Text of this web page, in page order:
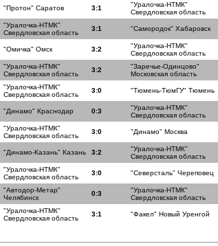
"Протон" Саратов 3:1
"Уралочка-НТМК"
Свердловская область
"Уралочка-НТМК"
Свердловская область
3:1 "Самородок" Хабаровск
"Омичка" Омск 3:2
"Уралочка-НТМК"
Свердловская область
"Уралочка-НТМК"
Свердловская область
3:2
"Заречье-Одинцово"
Московская область
"Уралочка-НТМК"
Свердловская область
3:0 "Тюмень-ТюмГУ" Тюмень
"Динамо" Краснодар 0:3
"Уралочка-НТМК"
Свердловская область
"Уралочка-НТМК"
Свердловская область
3:0 "Динамо" Москва
"Динамо-Казань" Казань 3:2
"Уралочка-НТМК"
Свердловская область
"Уралочка-НТМК"
Свердловская область
3:0 "Северсталь" Череповец
"Автодор-Метар"
Челябинск
0:3
"Уралочка-НТМК"
Свердловская область
"Уралочка-НТМК"
Свердловская область
3:1 "Факел" Новый Уренгой